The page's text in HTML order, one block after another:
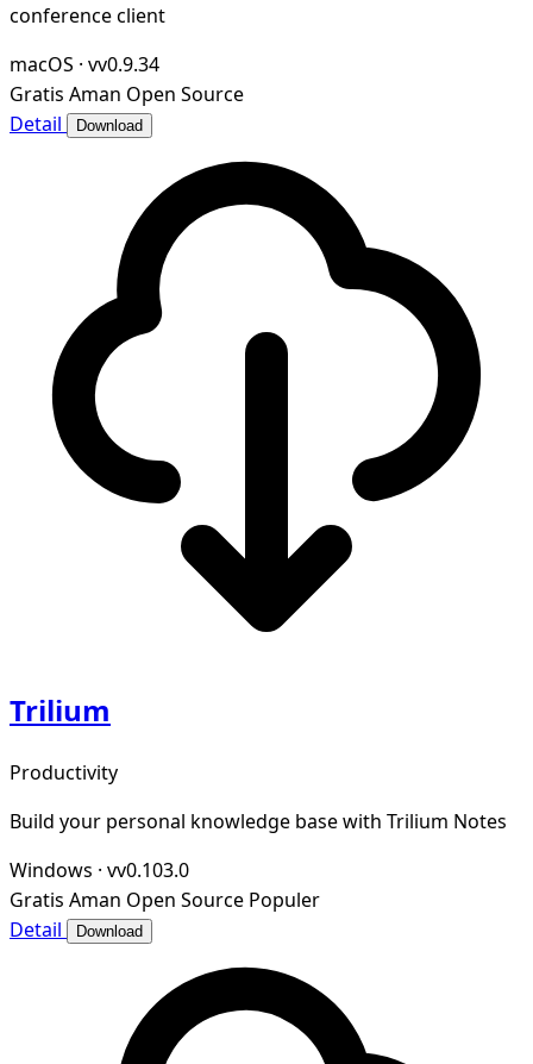
conference client
macOS · vv0.9.34
Gratis Aman Open Source
Detail
Download
Trilium
Productivity
Build your personal knowledge base with Trilium Notes
Windows · vv0.103.0
Gratis Aman Open Source Populer
Detail
Download